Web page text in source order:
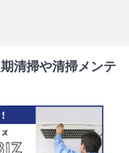
清掃や清掃メンテ